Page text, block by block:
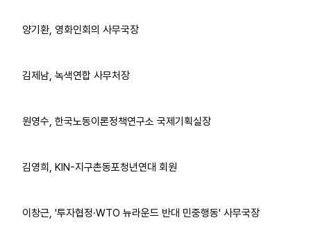
양기환, 영화인회의 사무국장
김제남, 녹색연합 사무처장
원영수, 한국노동이론정책연구소 국제기획실장
김영희, KIN-지구촌동포청년연대 회원
이창근, '투자협정·WTO 뉴라운드 반대 민중행동' 사무국장